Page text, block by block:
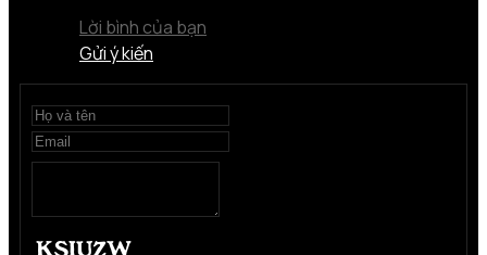
Lời bình của bạn
Gửi ý kiến